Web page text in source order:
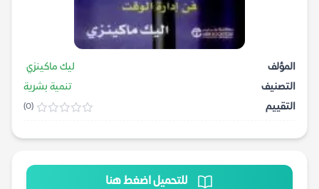
المؤلف
ليك ماكينزي
التصنيف
تنمية بشرية
التقييم
(0)
للتحميل اضغط هنا